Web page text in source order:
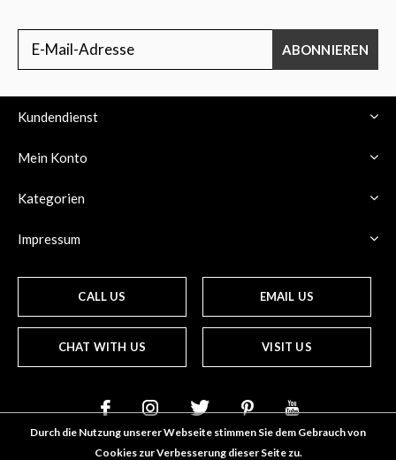
ABONNIEREN
Kundendienst
Mein Konto
Kategorien
Impressum
CALL US EMAIL US
CHAT WITH US VISIT US
Durch die Nutzung unserer Webseite stimmen Sie dem Gebrauch von
Cookies zur Verbesserung dieser Seite zu.